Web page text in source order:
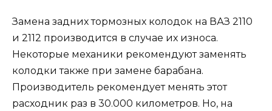
Замена задних тормозных колодок на ВАЗ 2110
и 2112 производится в случае их износа.
Некоторые механики рекомендуют заменять
колодки также при замене барабана.
Производитель рекомендует менять этот
расходник раз в 30.000 километров. Но, на